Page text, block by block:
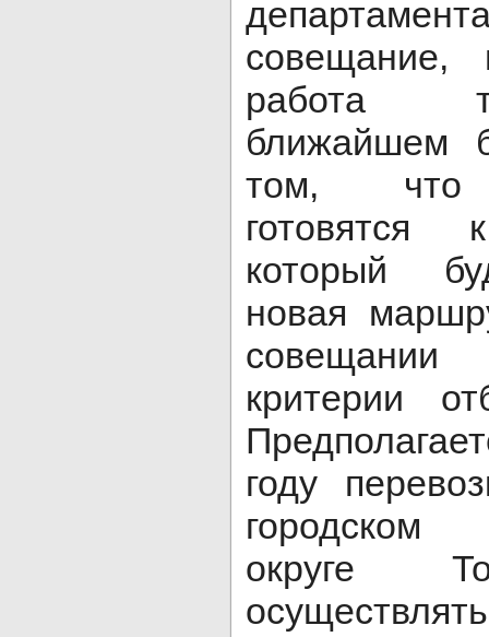
совещание,
работа
ближайшем
том, что
готовятся
который
новая
критерии
году
городском
округе